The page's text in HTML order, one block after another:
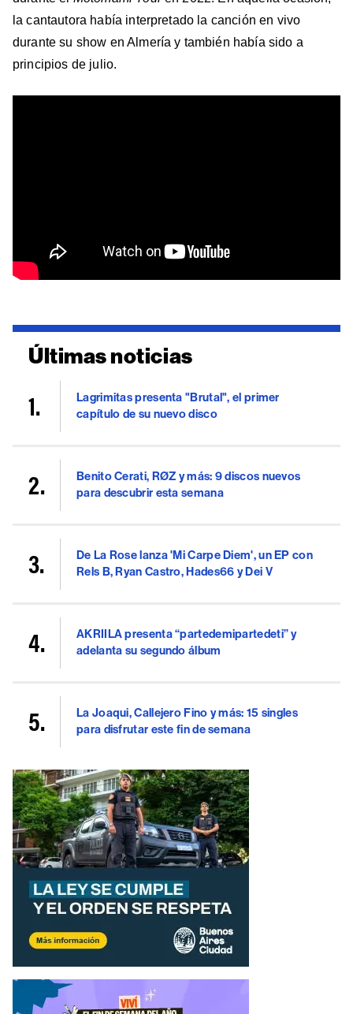
la cantautora había interpretado la canción en vivo
durante su show en Almería y también había sido a
principios de julio.
Últimas noticias
Lagrimitas presenta "Brutal", el primer
capítulo de su nuevo disco
Benito Cerati, RØZ y más: 9 discos nuevos
para descubrir esta semana
De La Rose lanza 'Mi Carpe Diem', un EP con
Rels B, Ryan Castro, Hades66 y Dei V
AKRIILA presenta “partedemipartedeti” y
adelanta su segundo álbum
La Joaqui, Callejero Fino y más: 15 singles
para disfrutar este fin de semana